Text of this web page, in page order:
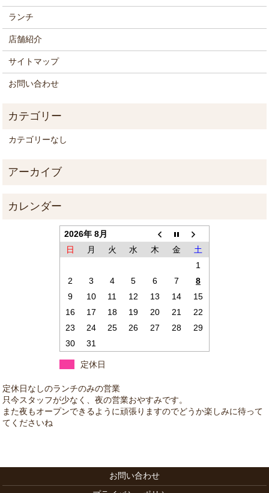
ランチ
店舗紹介
サイトマップ
お問い合わせ
カテゴリーなし
2026年 8月
日
月 火 水 木 金
土
1
2
3 4 5 6 7
8
9
10 11 12 13 14
15
16
17 18 19 20 21
22
23
24 25 26 27 28
29
30
31
定休日
お問い合わせ